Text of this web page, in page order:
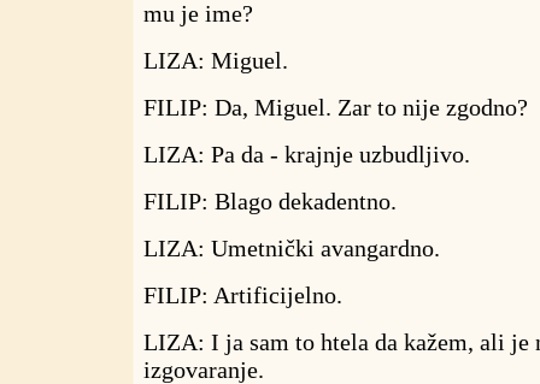
mu je ime?
LIZA: Miguel.
FILIP: Da, Miguel. Zar to nije zgodno?
LIZA: Pa da - krajnje uzbudljivo.
FILIP: Blago dekadentno.
LIZA: Umetnički avangardno.
FILIP: Artificijelno.
LIZA: I ja sam to htela da kažem, ali je
izgovaranje.